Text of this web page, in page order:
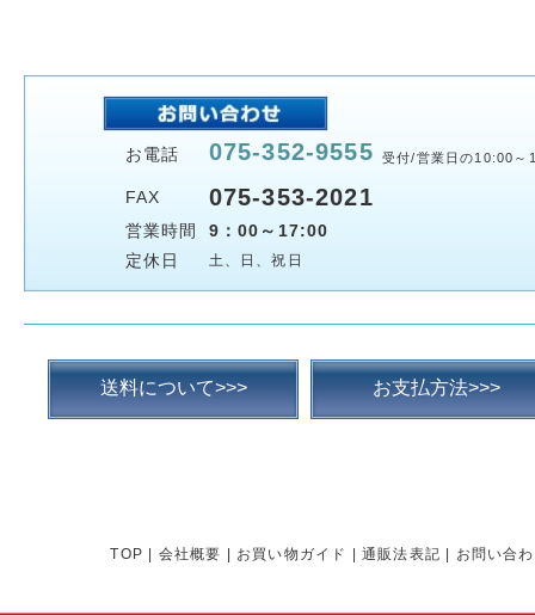
お電話 075-352-9555 受付/営業日の10:00～
FAX 075-353-2021
営業時間
9：00～17:00
定休日
土、日、祝日
送料について>>> お支払方法>>>
TOP 会社概要 お買い物ガイド 通販法表記 お問い合